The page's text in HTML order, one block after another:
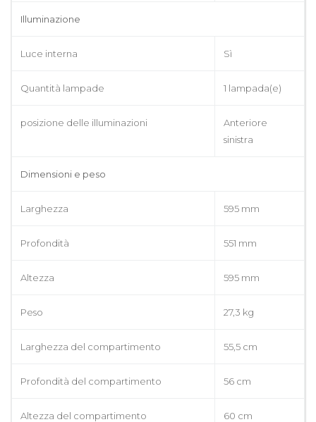
Illuminazione
Luce interna Sì
Quantità lampade 1 lampada(e)
posizione delle illuminazioni
Anteriore
sinistra
Dimensioni e peso
Larghezza 595 mm
Profondità 551 mm
Altezza 595 mm
Peso 27,3 kg
Larghezza del compartimento 55,5 cm
Profondità del compartimento 56 cm
Altezza del compartimento 60 cm